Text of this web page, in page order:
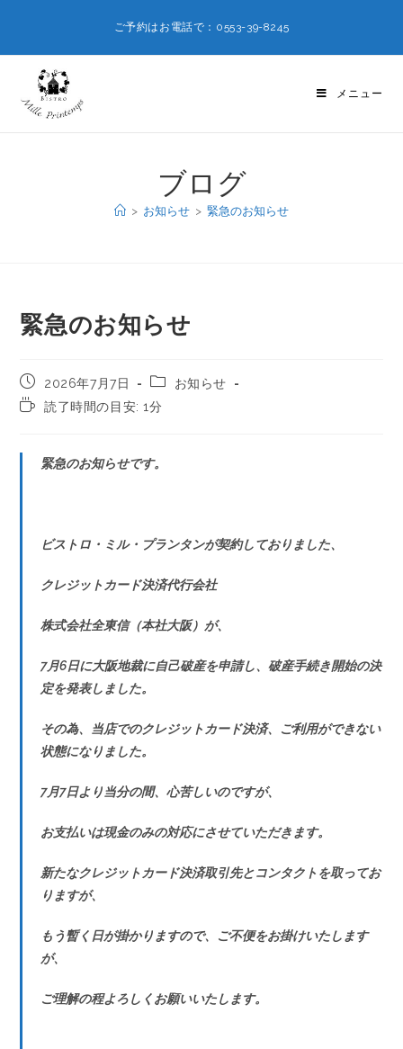
ご予約はお電話で：0553-39-8245
メニュー
ブログ
> お知らせ > 緊急のお知らせ
緊急のお知らせ
2026年7月7日
お知らせ
読了時間の目安: 1分
緊急のお知らせです。
ビストロ・ミル・プランタンが契約しておりました、
クレジットカード決済代行会社
株式会社全東信（本社大阪）が、
7月6日に大阪地裁に自己破産を申請し、破産手続き開始の決
定を発表しました。
その為、当店でのクレジットカード決済、ご利用ができない
状態になりました。
7月7日より当分の間、心苦しいのですが、
お支払いは現金のみの対応にさせていただきます。
新たなクレジットカード決済取引先とコンタクトを取ってお
りますが、
もう暫く日が掛かりますので、ご不便をお掛けいたします
が、
ご理解の程よろしくお願いいたします。